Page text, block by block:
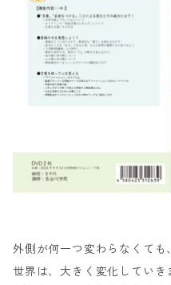
外側が何一つ変わらなくて
世界は、大きく変化していき